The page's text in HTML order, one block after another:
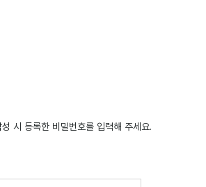
시 등록한 비밀번호를 입력해 주세요.